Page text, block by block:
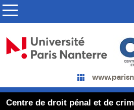
Centre de droit pénal et de